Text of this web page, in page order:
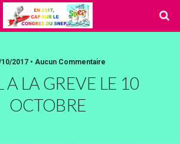
10/2017 • Aucun Commentaire
A LA GREVE LE 10
OCTOBRE